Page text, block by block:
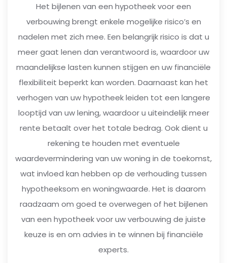
Het bijlenen van een hypotheek voor een
verbouwing brengt enkele mogelijke risico’s en
nadelen met zich mee. Een belangrijk risico is dat u
meer gaat lenen dan verantwoord is, waardoor uw
maandelijkse lasten kunnen stijgen en uw financiële
flexibiliteit beperkt kan worden. Daarnaast kan het
verhogen van uw hypotheek leiden tot een langere
looptijd van uw lening, waardoor u uiteindelijk meer
rente betaalt over het totale bedrag. Ook dient u
rekening te houden met eventuele
waardevermindering van uw woning in de toekomst,
wat invloed kan hebben op de verhouding tussen
hypotheeksom en woningwaarde. Het is daarom
raadzaam om goed te overwegen of het bijlenen
van een hypotheek voor uw verbouwing de juiste
keuze is en om advies in te winnen bij financiële
experts.